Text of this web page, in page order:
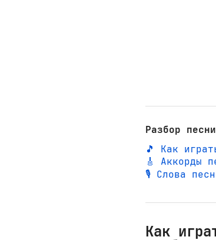
Разбор
🎵 Как
🎸 Аккорды
🎙️ Слова
Как